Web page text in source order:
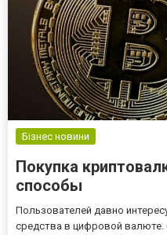
Бізнес новини
Покупка
способы
Пользователей давно
средства в цифровой валюте.